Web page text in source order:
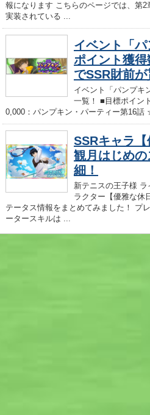
報になります こちらのページでは、第
実装されている ...
イベント「パ
ポイント獲
でSSR財前が
イベント「パンプキ
一覧！ ■目標ポイン
0,000：パンプキン・パーティー第16
SSRキャラ【
観月はじめ
細！
新テニスの王子様
ラクター【優雅な休
テータス情報をまとめてみました！ プ
ータースキルは ...